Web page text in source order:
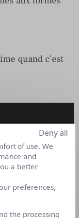
quand c’est
of use. We
and
a better
preferences,
the processing
Deny all